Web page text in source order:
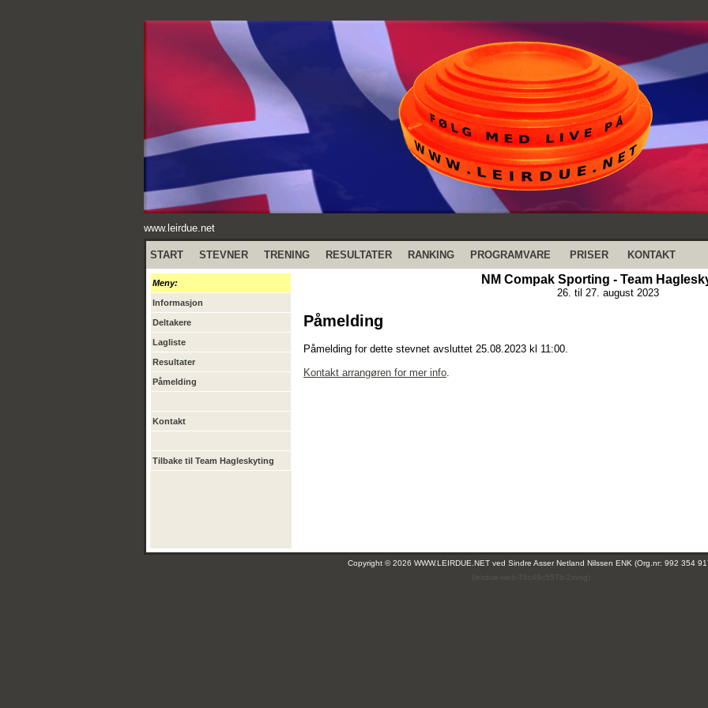
www.leirdue.net
START STEVNER TRENING RESULTATER RANKING PROGRAMVARE PRISER KONTAKT
Meny:
Informasjon
Deltakere
Lagliste
Resultater
Påmelding
Kontakt
Tilbake til Team Hagleskyting
NM Compak Sporting - Team
26. til 27. august 2023
Påmelding
Påmelding for dette stevnet avsluttet 25.08.2023 kl 11:00.
Kontakt arrangøren for mer info.
Copyright © 2026 WWW.LEIRDUE.NET ved Sindre Asser Netland Nilssen ENK (Org.nr: 992 354
(leirdue-web-76c49c557b-2xvxg)